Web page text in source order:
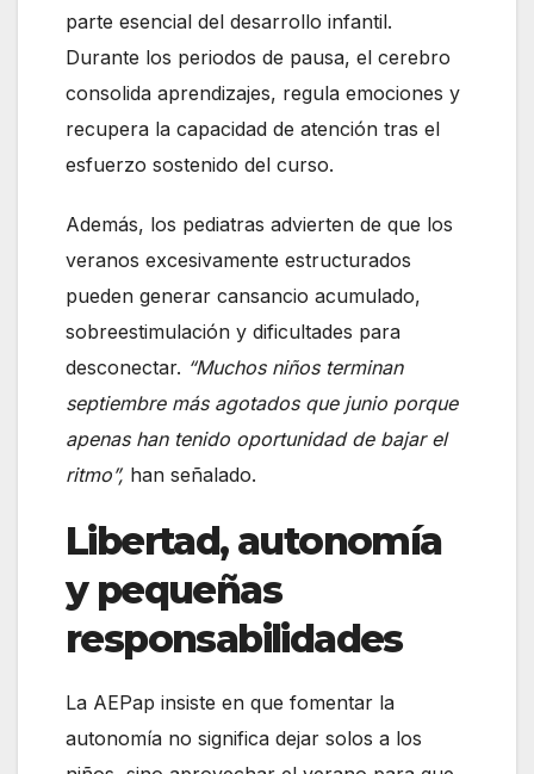
parte esencial del desarrollo infantil.
Durante los periodos de pausa, el cerebro
consolida aprendizajes, regula emociones y
recupera la capacidad de atención tras el
esfuerzo sostenido del curso.
Además, los pediatras advierten de que los
veranos excesivamente estructurados
pueden generar cansancio acumulado,
sobreestimulación y dificultades para
desconectar. “Muchos niños terminan
septiembre más agotados que junio porque
apenas han tenido oportunidad de bajar el
ritmo”, han señalado.
Libertad, autonomía
y pequeñas
responsabilidades
La AEPap insiste en que fomentar la
autonomía no significa dejar solos a los